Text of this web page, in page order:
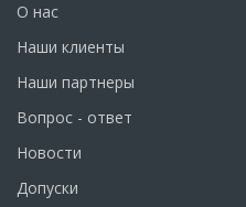
О нас
Наши клиенты
Наши партнеры
Вопрос - ответ
Новости
Допуски